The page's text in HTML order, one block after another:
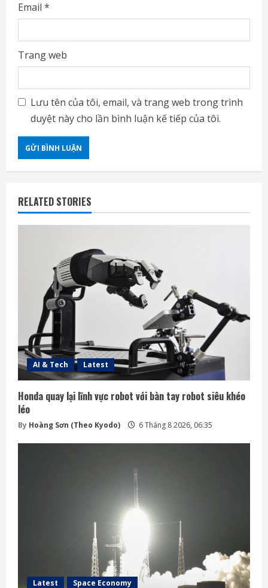
Email *
Trang web
Lưu tên của tôi, email, và trang web trong trình
duyệt này cho lần bình luận kế tiếp của tôi.
RELATED STORIES
AI & Tech Latest
Honda quay lại lĩnh vực robot với bàn tay robot siêu khéo
léo
By Hoàng Sơn (Theo Kyodo) 6 Tháng 8 2026, 06:35
Latest Space Economy